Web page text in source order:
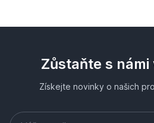
Zůstaňte s
Získejte novinky o našich